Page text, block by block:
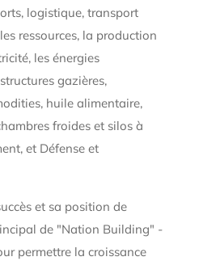
logistique, transport
ressources, la production
les énergies
gazières,
huile alimentaire,
froides et silos à
et Défense et
et sa position de
de "Nation Building" -
permettre la croissance